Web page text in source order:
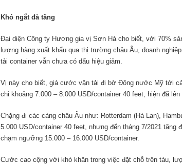
Khó ngắt đà tăng
Đại diện Công ty Hương gia vị Sơn Hà cho biết, với 70%
lượng hàng xuất khẩu qua thị trường châu Âu, doanh
tải container vẫn chưa có dấu hiệu giảm.
Vị này cho biết, giá cước vận tải đi bờ Đông nước Mỹ tới
chỉ khoảng 7.000 – 8.000 USD/container 40 feet, hiện đã
Chặng đi các cảng châu Âu như: Rotterdam (Hà Lan),
5.000 USD/container 40 feet, nhưng đến tháng 7/2021 tăng
chạm ngưỡng 15.000 – 16.000 USD/container.
Cước cao cộng với khó khăn trong việc đặt chỗ trên tàu,